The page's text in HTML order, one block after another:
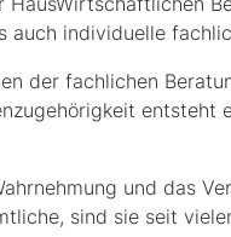
auch individuelle
der fachlichen
entsteht
und das
sind sie seit